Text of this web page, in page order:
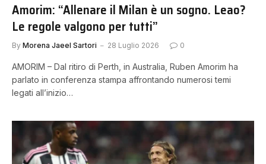
Amorim: “Allenare il Milan è un sogno. Leao?
Le regole valgono per tutti”
By Morena Jaeel Sartori 28 Luglio 2026 0
AMORIM – Dal ritiro di Perth, in Australia, Ruben Amorim ha
parlato in conferenza stampa affrontando numerosi temi
legati all’inizio…